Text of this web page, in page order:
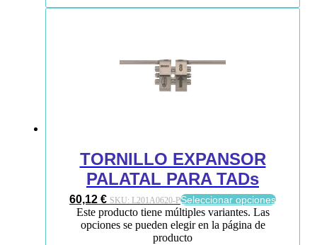
TORNILLO EXPANSOR
PALATAL PARA TADs
60,12 € SKU: L201A0620-PSeleccionar opciones
Este producto tiene múltiples variantes. Las
opciones se pueden elegir en la página de
producto